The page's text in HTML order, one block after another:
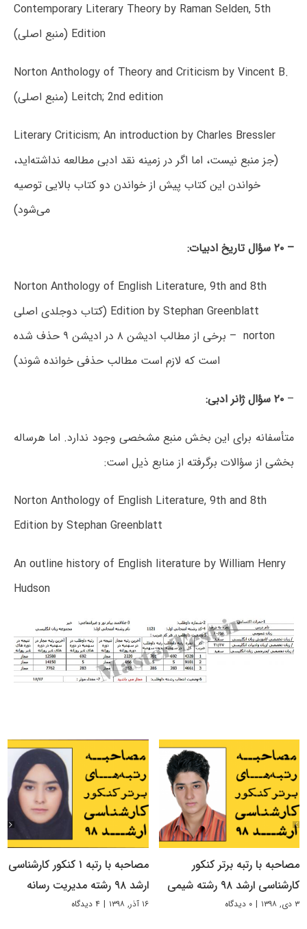
Contemporary Literary Theory by Raman Selden, 5th
Edition (منبع اصلی)
Norton Anthology of Theory and Criticism by Vincent B.
Leitch; 2nd edition (منبع اصلی)
Literary Criticism; An introduction by Charles Bressler
(جز منبع نیست، اما اگر در زمینه‌ نقد ادبی مطالعه نداشته‌اید،
خواندن این کتاب پیش از خواندن دو کتاب بالایی توصیه
می‌شود)
– ۲۰ سؤال تاریخ ادبیات:
Norton Anthology of English Literature, 9th and 8th
Edition by Stephan Greenblatt (کتاب دوجلدی اصلی
norton – برخی از مطالب ادیشن ۸ در ادیشن ۹ حذف شده
است که لازم است مطالب حذفی خوانده شوند)
–۲۰ سؤال ژانر ادبی:
متأسفانه برای این بخش منبع مشخصی وجود ندارد. اما هرساله
بخشی از سؤالات برگرفته از منابع ذیل است:
Norton Anthology of English Literature, 9th and 8th
Edition by Stephan Greenblatt
An outline history of English literature by William Henry
Hudson
مصاحبه با رتبه برتر کنکور
کارشناسی ارشد ۹۸ رشته شیمی
۳ دی, ۱۳۹۸ | ۰ دیدگاه
مصاحبه با رتبه ۱ کنکور کارشناسی
ارشد ۹۸ رشته مدیریت رسانه
۱۶ آذر, ۱۳۹۸ | ۴ دیدگاه